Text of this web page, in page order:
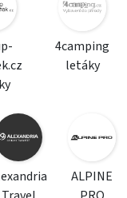
4camping
letáky
ALPINE